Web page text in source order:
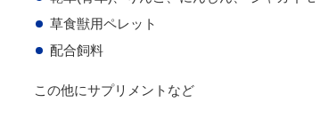
草食獣用ペレット
配合飼料
この他にサプリメントなど